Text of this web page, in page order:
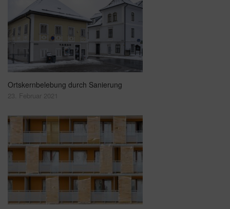
Ortskernbelebung durch Sanierung
23. Februar 2021